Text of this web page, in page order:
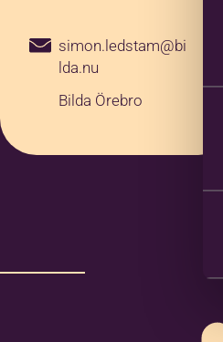
simon.ledstam@bi
lda.nu
Bilda Örebro